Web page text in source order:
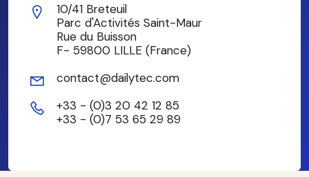
10/41 Breteuil
Parc d'Activités Saint-Maur
Rue du Buisson
F- 59800 LILLE (France)
contact@dailytec.com
+33 - (0)3 20 42 12 85
+33 - (0)7 53 65 29 89